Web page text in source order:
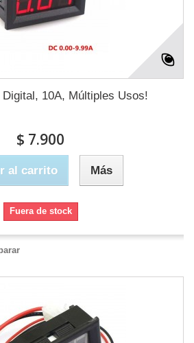
10A, Múltiples Usos!
$ 7.900
al carrito Más
Fuera de stock